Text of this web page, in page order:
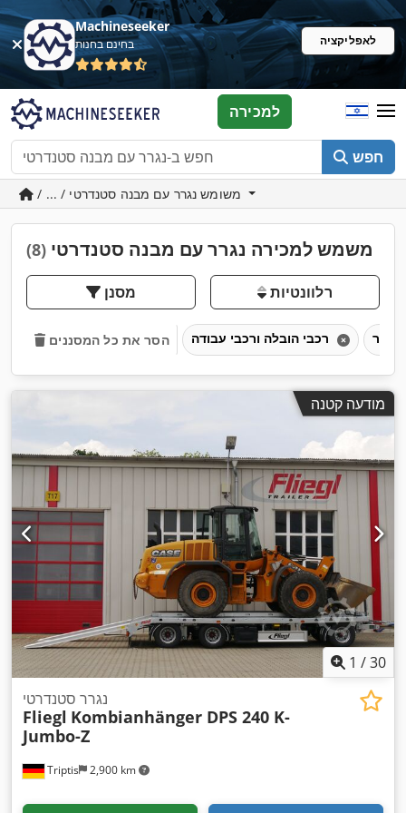
Machineseeker
בחינם בחנות לאפליקציה
חפש
למכירה
משמש למכירה נגרר עם מבנה סטנדרטי (8)
מסנן רלוונטיות
הסר את כל המסננים
מודעה קטנה
1 /30
Triptis 2,900 km
נגרר סטנדרטי
Fliegl Kombianhänger DPS 240 K-
Jumbo-Z